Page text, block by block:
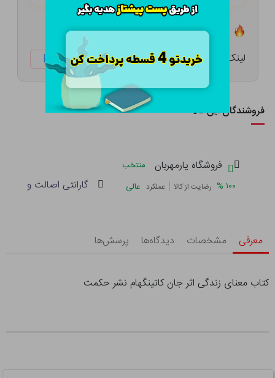
تعداد ۰ عدد در انبار موجود است
لینک کوتاه: ketabtala.com/sbp-52343
فروشندگان این کالا
فروشگاه یارمهربان
منتخب
۱۰۰ % رضایت از کالا | عملکرد عالی گارانتی اصالت و
معرفی مشخصات دیدگاه‌ها پرسش‌ها
کتاب معنای زندگی اثر جان کاتینگهام نشر حکمت